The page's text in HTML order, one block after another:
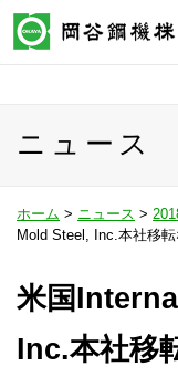
ニュース
ホーム > ニュース >
Mold Steel, Inc.本社移
米国
Inc.本社移